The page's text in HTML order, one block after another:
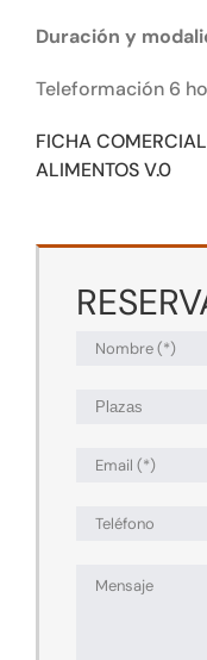
Duración y
Teleformación 6
FICHA
ALIMENTOS V.0